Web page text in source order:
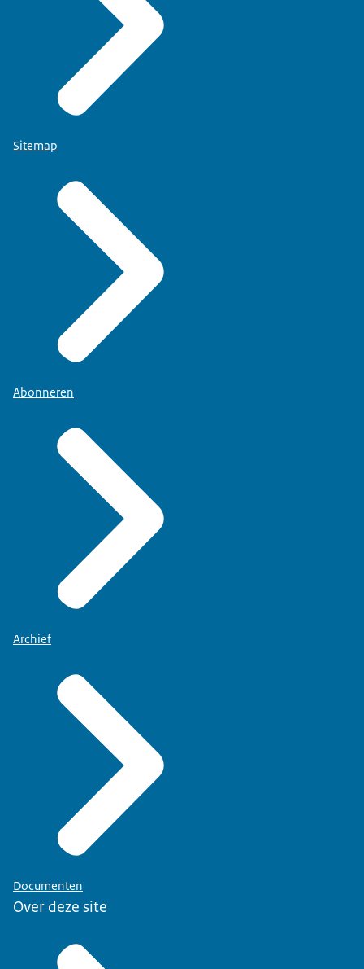
Sitemap
Abonneren
Archief
Documenten
Over deze site